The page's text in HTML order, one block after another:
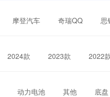
摩登汽车 奇瑞QQ 思
2024款 2023款 2022
动力电池 其他 底盘